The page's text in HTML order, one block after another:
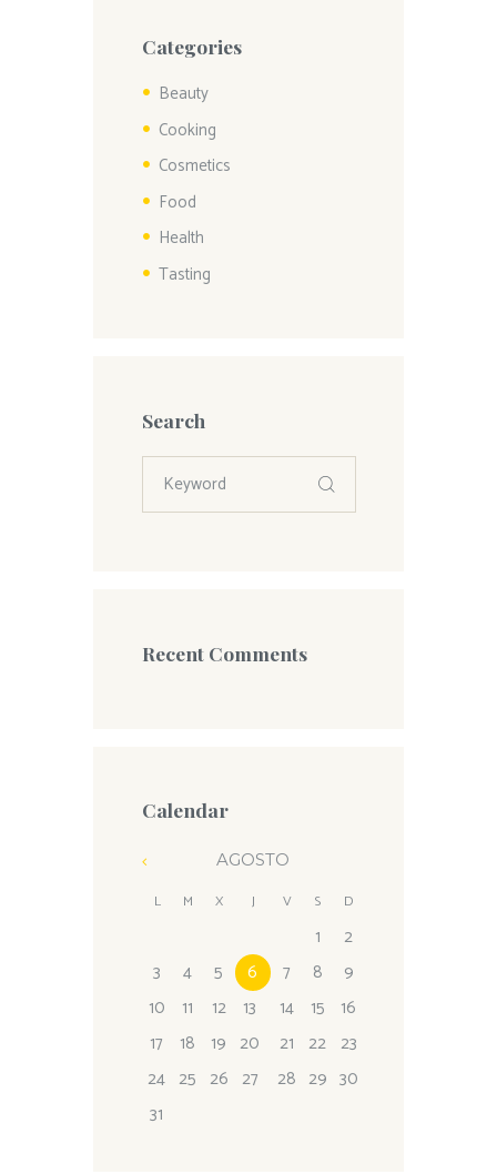
Categories
Beauty
Cooking
Cosmetics
Food
Health
Tasting
Search
Recent Comments
Calendar
AGOSTO
L M X J V S D
1
2
3
4 5 6 7 8
9
10
11 12 13 14 15
16
17
18 19 20 21 22 23
24 25 26 27 28 29 30
31